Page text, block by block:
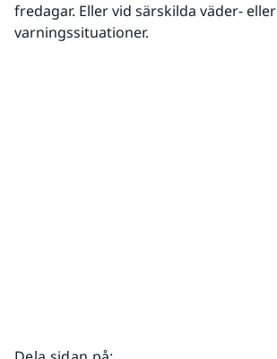
fredagar. Eller vid särskilda väder- eller
varningssituationer.